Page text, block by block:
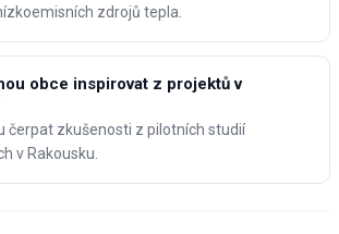
zdrojů tepla.
obce inspirovat z projektů v
čerpat zkušenosti z pilotních studií
v Rakousku.